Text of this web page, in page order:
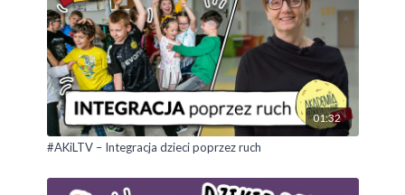
01:32
#AKiLTV – Integracja dzieci poprzez ruch